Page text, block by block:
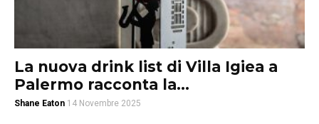
La nuova drink list di Villa Igiea a
Palermo racconta la...
Shane Eaton 14 Novembre 2025